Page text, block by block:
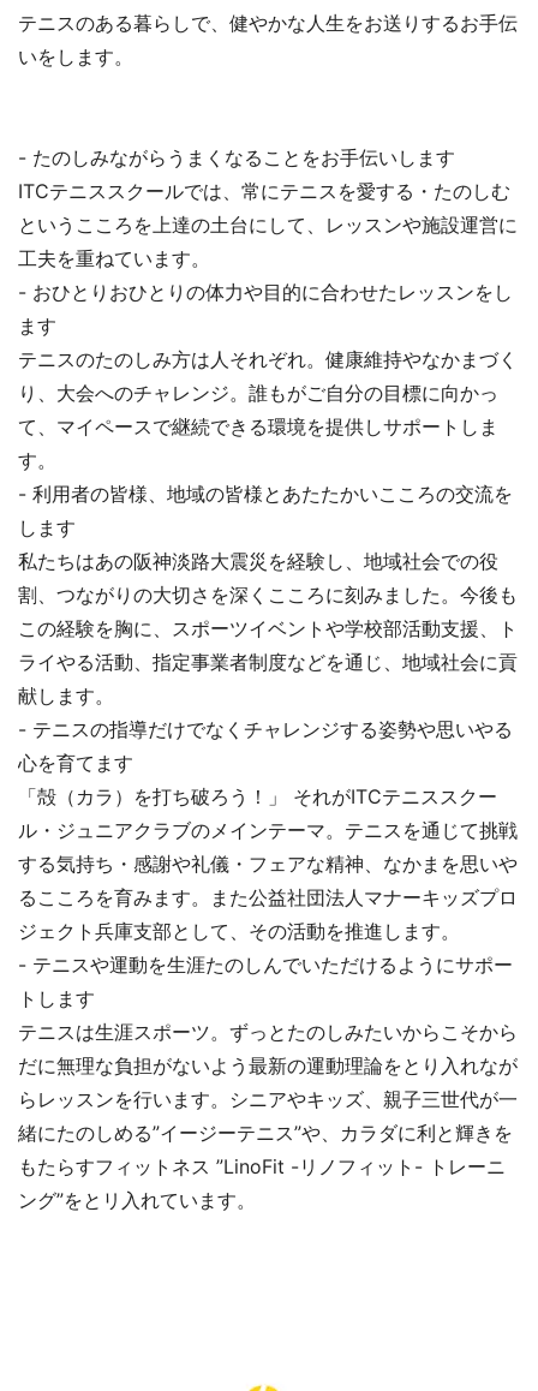
テニスのある暮らしで、健やかな人生をお送りするお手伝
いをします。
- たのしみながらうまくなることをお手伝いします
ITCテニススクールでは、常にテニスを愛する・たのしむ
というこころを上達の土台にして、レッスンや施設運営に
工夫を重ねています。
- おひとりおひとりの体力や目的に合わせたレッスンをし
ます
テニスのたのしみ方は人それぞれ。健康維持やなかまづく
り、大会へのチャレンジ。誰もがご自分の目標に向かっ
て、マイペースで継続できる環境を提供しサポートしま
す。
- 利用者の皆様、地域の皆様とあたたかいこころの交流を
します
私たちはあの阪神淡路大震災を経験し、地域社会での役
割、つながりの大切さを深くこころに刻みました。今後も
この経験を胸に、スポーツイベントや学校部活動支援、ト
ライやる活動、指定事業者制度などを通じ、地域社会に貢
献します。
- テニスの指導だけでなくチャレンジする姿勢や思いやる
心を育てます
「殻（カラ）を打ち破ろう！」 それがITCテニススクー
ル・ジュニアクラブのメインテーマ。テニスを通じて挑戦
する気持ち・感謝や礼儀・フェアな精神、なかまを思いや
るこころを育みます。また公益社団法人マナーキッズプロ
ジェクト兵庫支部として、その活動を推進します。
- テニスや運動を生涯たのしんでいただけるようにサポー
トします
テニスは生涯スポーツ。ずっとたのしみたいからこそから
だに無理な負担がないよう最新の運動理論をとり入れなが
らレッスンを行います。シニアやキッズ、親子三世代が一
緒にたのしめる”イージーテニス”や、カラダに利と輝きを
もたらすフィットネス ”LinoFit -リノフィット- トレーニ
ング”をとリ入れています。